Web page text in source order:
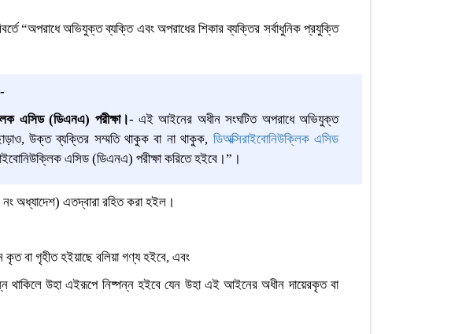
“অপরাধে অভিযুক্ত ব্যক্তি এবং অপরাধের শিকার ব্যক্তির সর্বাধুনিক প্রযুক্তি
এসিড (ডিএনএ) পরীক্ষা।- এই আইনের অধীন সংঘটিত অপরাধে অভিযুক্ত
উক্ত ব্যক্তির সম্মতি থাকুক বা না থাকুক, ডিঅক্সিরাইবোনিউক্লিক এসিড
এসিড (ডিএনএ) পরীক্ষা করিতে হইবে।”।
অধ্যাদেশ) এতদ্বারা রহিত করা হইল।
গৃহীত হইয়াছে বলিয়া গণ্য হইবে, এবং
থাকিলে উহা এইরূপে নিষ্পন্ন হইবে যেন উহা এই আইনের অধীন দায়েরকৃত বা